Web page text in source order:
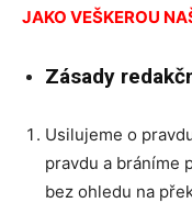
JAKO VEŠKEROU
Zásady
Usilujeme o
pravdu a bráníme
bez ohledu na